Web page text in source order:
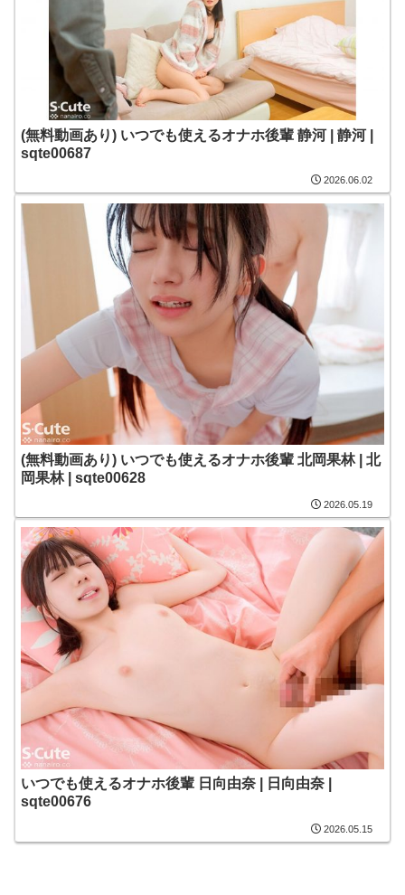
(無料動画あり) いつでも使えるオナホ後輩 静河 | 静河 |
sqte00687
2026.06.02
(無料動画あり) いつでも使えるオナホ後輩 北岡果林 | 北
岡果林 | sqte00628
2026.05.19
いつでも使えるオナホ後輩 日向由奈 | 日向由奈 |
sqte00676
2026.05.15